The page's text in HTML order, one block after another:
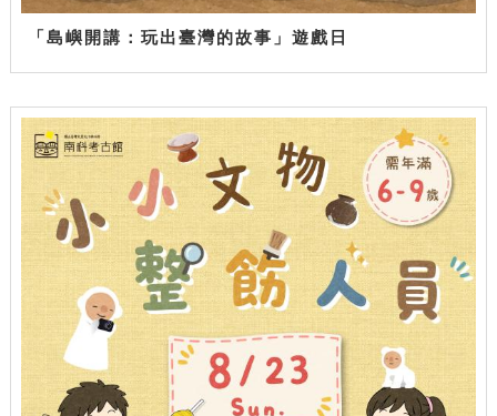
「島嶼開講：玩出臺灣的故事」遊戲日